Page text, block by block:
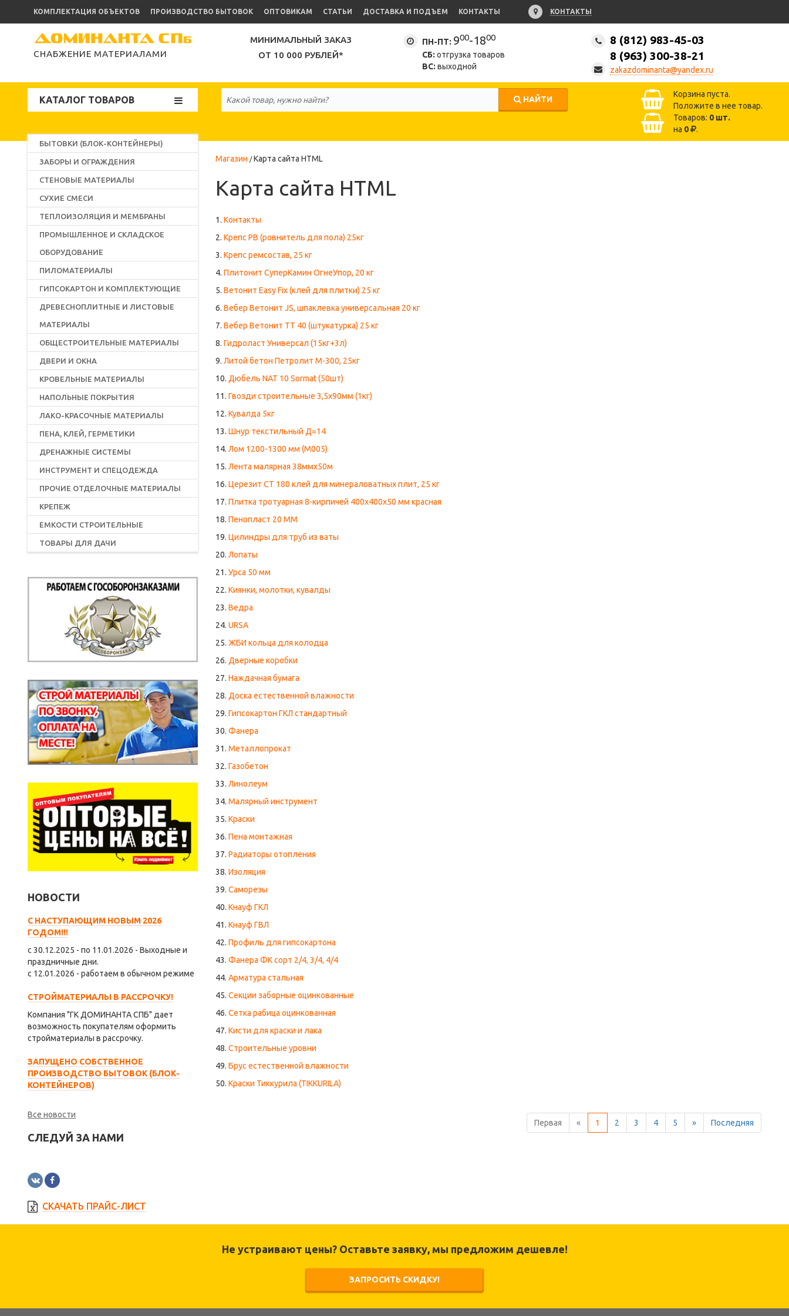
КОМПЛЕКТАЦИЯ ОБЪЕКТОВ ПРОИЗВОДСТВО БЫТОВОК ОПТОВИКАМ СТАТЬИ ДОСТАВКА И ПОДЪЕМ КОНТАКТЫ КОНТАКТЫ
СНАБЖЕНИЕ МАТЕРИАЛАМИ
МИНИМАЛЬНЫЙ ЗАКАЗ
ОТ 10 000 РУБЛЕЙ*
ПН-ПТ: 900-1800
СБ: отгрузка товаров
ВС: выходной
8 (812) 983-45-03
8 (963) 300-38-21
zakazdominanta@yandex.ru
КАТАЛОГ ТОВАРОВ НАЙТИ
Корзина пуста.
Положите в нее товар.
Товаров: 0 шт.
на 0 .
БЫТОВКИ (БЛОК-КОНТЕЙНЕРЫ)
ЗАБОРЫ И ОГРАЖДЕНИЯ
СТЕНОВЫЕ МАТЕРИАЛЫ
СУХИЕ СМЕСИ
ТЕПЛОИЗОЛЯЦИЯ И МЕМБРАНЫ
ПРОМЫШЛЕННОЕ И СКЛАДСКОЕ
ОБОРУДОВАНИЕ
ПИЛОМАТЕРИАЛЫ
ГИПСОКАРТОН И КОМПЛЕКТУЮЩИЕ
ДРЕВЕСНОПЛИТНЫЕ И ЛИСТОВЫЕ
МАТЕРИАЛЫ
ОБЩЕСТРОИТЕЛЬНЫЕ МАТЕРИАЛЫ
ДВЕРИ И ОКНА
КРОВЕЛЬНЫЕ МАТЕРИАЛЫ
НАПОЛЬНЫЕ ПОКРЫТИЯ
ЛАКО-КРАСОЧНЫЕ МАТЕРИАЛЫ
ПЕНА, КЛЕЙ, ГЕРМЕТИКИ
ДРЕНАЖНЫЕ СИСТЕМЫ
ИНСТРУМЕНТ И СПЕЦОДЕЖДА
ПРОЧИЕ ОТДЕЛОЧНЫЕ МАТЕРИАЛЫ
КРЕПЕЖ
ЕМКОСТИ СТРОИТЕЛЬНЫЕ
ТОВАРЫ ДЛЯ ДАЧИ
НОВОСТИ
С НАСТУПАЮЩИМ НОВЫМ 2026
ГОДОМ!!!
с 30.12.2025 - по 11.01.2026 - Выходные и
праздничные дни.
с 12.01.2026 - работаем в обычном режиме
СТРОЙМАТЕРИАЛЫ В РАССРОЧКУ!
Компания "ГК ДОМИНАНТА СПБ" дает
возможность покупателям оформить
стройматериалы в рассрочку.
ЗАПУЩЕНО СОБСТВЕННОЕ
ПРОИЗВОДСТВО БЫТОВОК (БЛОК-
КОНТЕЙНЕРОВ)
Все новости
СЛЕДУЙ ЗА НАМИ
СКАЧАТЬ ПРАЙС-ЛИСТ
Магазин Карта сайта HTML
Карта сайта HTML
1. Контакты
2. Крепс РВ (ровнитель для пола) 25кг
3. Крепс ремсостав, 25 кг
4. Плитонит СуперКамин ОгнеУпор, 20 кг
5. Ветонит Easy Fix (клей для плитки) 25 кг
6. Вебер Ветонит JS, шпаклевка универсальная 20 кг
7. Вебер Ветонит ТТ 40 (штукатурка) 25 кг
8. Гидроласт Универсал (15кг+3л)
9. Литой бетон Петролит М-300, 25кг
10. Дюбель NAT 10 Sormat (50шт)
11. Гвозди строительные 3,5х90мм (1кг)
12. Кувалда 5кг
13. Шнур текстильный Д=14
14. Лом 1200-1300 мм (М005)
15. Лента малярная 38ммх50м
16. Церезит СТ 180 клей для минераловатных плит, 25 кг
17. Плитка тротуарная 8-кирпичей 400х400х50 мм красная
18. Пенопласт 20 ММ
19. Цилиндры для труб из ваты
20. Лопаты
21. Урса 50 мм
22. Киянки, молотки, кувалды
23. Ведра
24. URSA
25. ЖБИ кольца для колодца
26. Дверные коробки
27. Наждачная бумага
28. Доска естественной влажности
29. Гипсокартон ГКЛ стандартный
30. Фанера
31. Металлопрокат
32. Газобетон
33. Линолеум
34. Малярный инструмент
35. Краски
36. Пена монтажная
37. Радиаторы отопления
38. Изоляция
39. Саморезы
40. Кнауф ГКЛ
41. Кнауф ГВЛ
42. Профиль для гипсокартона
43. Фанера ФК сорт 2/4, 3/4, 4/4
44. Арматура стальная
45. Секции заборные оцинкованные
46. Сетка рабица оцинкованная
47. Кисти для краски и лака
48. Строительные уровни
49. Брус естественной влажности
50. Краски Тиккурила (TIKKURILA)
Первая « 1 2 3 4 5 » Последняя
Не устраивают цены? Оставьте заявку, мы предложим дешевле!
ЗАПРОСИТЬ СКИДКУ!